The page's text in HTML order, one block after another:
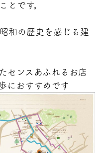
とです。
和の歴史を感じる建
センスあふれるお店
におすすめです